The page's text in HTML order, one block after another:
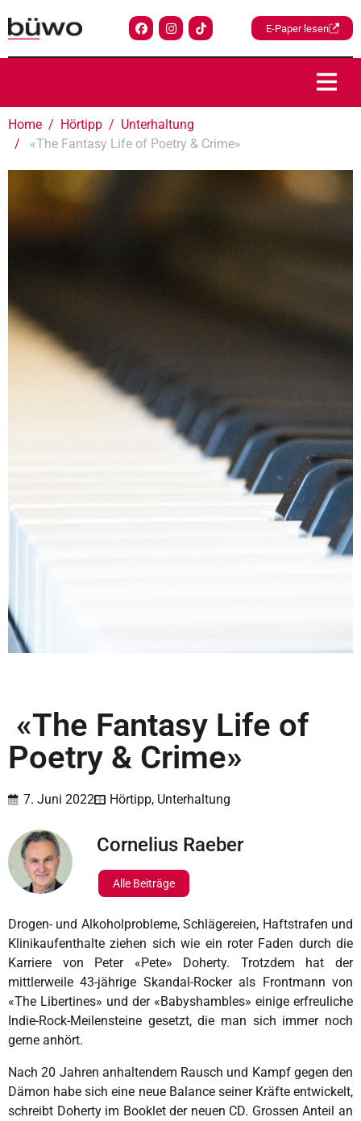
E-Paper lesen
Home Hörtipp
Unterhaltung
«The Fantasy Life of Poetry & Crime»
«The Fantasy Life of
Poetry & Crime»
7. Juni 2022 Hörtipp, Unterhaltung
Cornelius Raeber
Alle Beiträge
Drogen- und Alkoholprobleme, Schlägereien, Haftstrafen und
Klinikaufenthalte ziehen sich wie ein roter Faden durch die
Karriere von Peter «Pete» Doherty. Trotzdem hat der
mittlerweile 43-jährige Skandal-Rocker als Frontmann von
«The Libertines» und der «Babyshambles» einige erfreuliche
Indie-Rock-Meilensteine gesetzt, die man sich immer noch
gerne anhört.
Nach 20 Jahren anhaltendem Rausch und Kampf gegen den
Dämon habe sich eine neue Balance seiner Kräfte entwickelt,
schreibt Doherty im Booklet der neuen CD. Grossen Anteil an